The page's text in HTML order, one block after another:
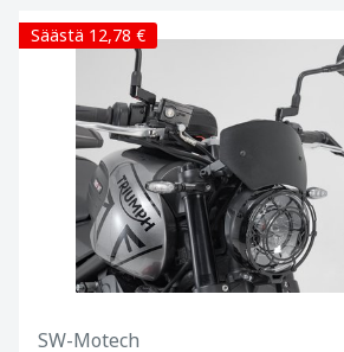
Säästä 12,78 €
SW-Motech